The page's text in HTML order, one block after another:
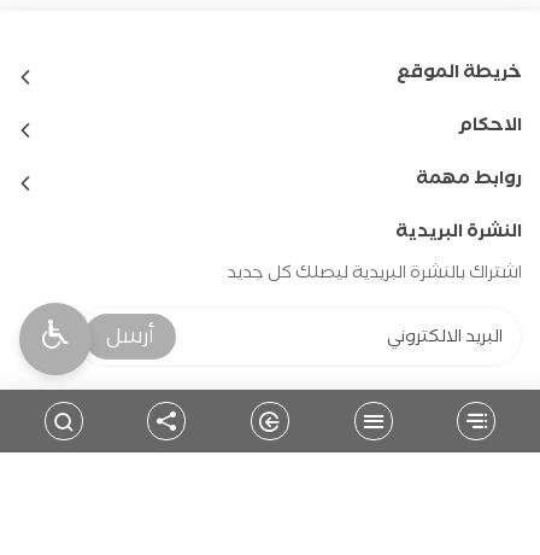
خريطة الموقع
الاحكام
روابط مهمة
النشرة البريدية
اشتراك بالنشرة البريدية ليصلك كل جديد
أرسل
حمل التطبيق